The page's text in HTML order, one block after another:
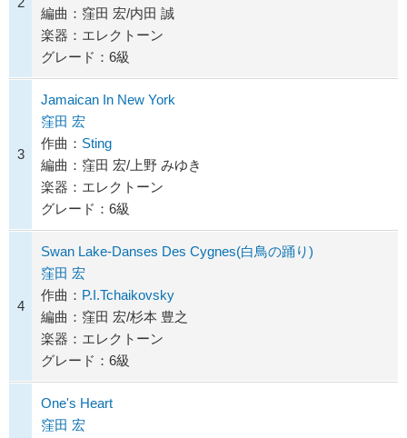
編曲：窪田 宏/内田 誠
楽器：エレクトーン
グレード：6級
3
Jamaican In New York
窪田 宏
作曲： Sting
編曲：窪田 宏/上野 みゆき
楽器：エレクトーン
グレード：6級
4
Swan Lake-Danses Des Cygnes(白鳥の踊り)
窪田 宏
作曲： P.I.Tchaikovsky
編曲：窪田 宏/杉本 豊之
楽器：エレクトーン
グレード：6級
One's Heart
窪田 宏